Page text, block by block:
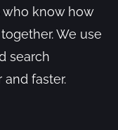
who know how
We use
search
faster.